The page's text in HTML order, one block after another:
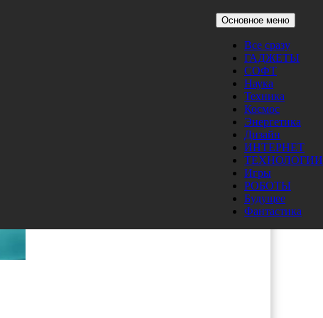
Основное меню
Все сразу
ГАДЖЕТЫ
СОФТ
Наука
Техника
Космос
Энергетика
Дизайн
ИНТЕРНЕТ
ТЕХНОЛОГИИ
Игры
РОБОТЫ
Будущее
Фантастика